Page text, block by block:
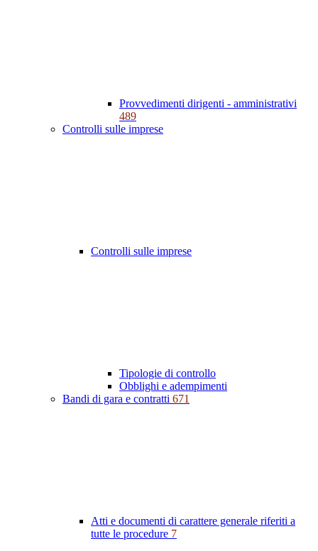
Provvedimenti dirigenti - amministrativi
489
Controlli sulle imprese
Controlli sulle imprese
Tipologie di controllo
Obblighi e adempimenti
Bandi di gara e contratti 671
Atti e documenti di carattere generale riferiti a
tutte le procedure 7